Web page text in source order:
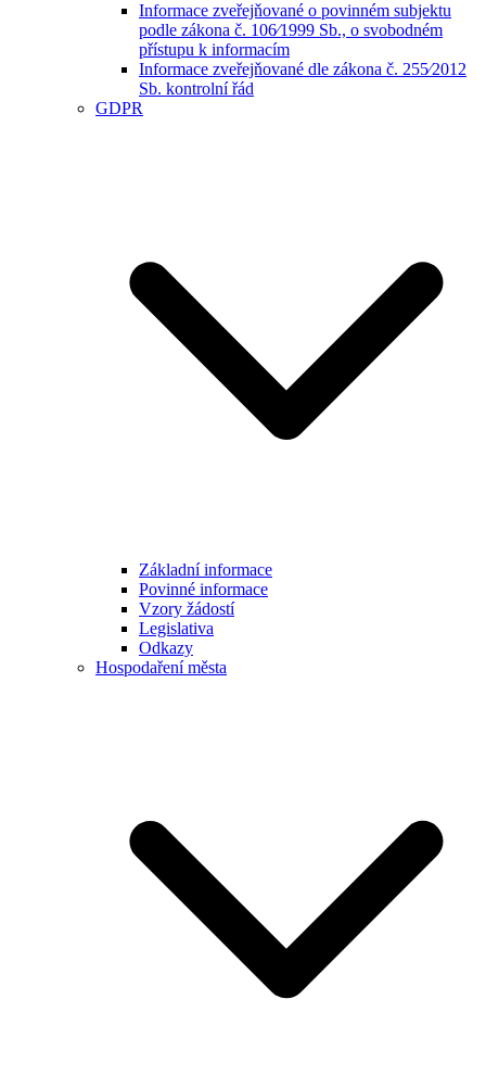
Informace zveřejňované o povinném subjektu
podle zákona č. 106⁄1999 Sb., o svobodném
přístupu k informacím
Informace zveřejňované dle zákona č. 255⁄2012
Sb. kontrolní řád
GDPR
Základní informace
Povinné informace
Vzory žádostí
Legislativa
Odkazy
Hospodaření města